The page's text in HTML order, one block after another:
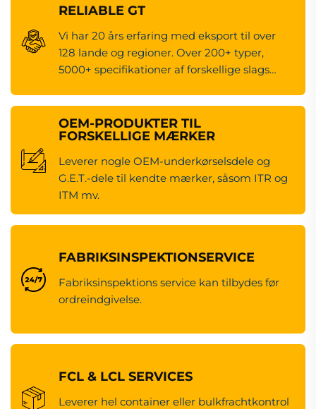
RELIABLE GT
Vi har 20 års erfaring med eksport til over
128 lande og regioner. Over 200+ typer,
5000+ specifikationer af forskellige slags
OEM-PRODUKTER TIL
FORSKELLIGE MÆRKER
Leverer nogle OEM-underkørselsdele og
G.E.T.-dele til kendte mærker, såsom ITR og
ITM mv.
FABRIKSINSPEKTIONSERVICE
Fabriksinspektions service kan tilbydes før
ordreindgivelse.
FCL & LCL SERVICES
Leverer hel container eller bulkfrachtkontrol